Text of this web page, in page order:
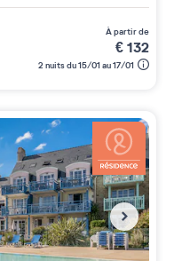
à partir de
€132
2 nuits du 15/01 au 17/01